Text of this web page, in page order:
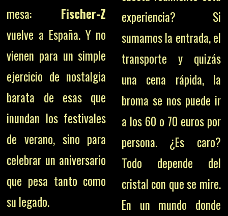
mesa: Fischer-Z
vuelve a España. Y no
vienen para un simple
ejercicio de nostalgia
barata de esas que
inundan los festivales
de verano, sino para
celebrar un aniversario
que pesa tanto como
su legado.
experiencia? Si
sumamos la entrada, el
transporte y quizás
una cena rápida, la
broma se nos puede ir
a los 60 o 70 euros por
persona. ¿Es caro?
Todo depende del
cristal con que se mire.
En un mundo donde